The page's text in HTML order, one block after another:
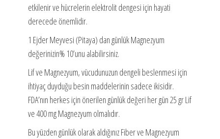
etkilenir ve hücrelerin elektrolit dengesi için hayati
derecede önemlidir.
1 Ejder Meyvesi (Pitaya) dan günlük Magnezyum
değerinizin% 10’unu alabilirsiniz.
Lif ve Magnezyum, vücudunuzun dengeli beslenmesi için
ihtiyaç duyduğu besin maddelerinin sadece ikisidir.
FDA’nın herkes için önerilen günlük değeri her gün 25 gr Lif
ve 400 mg Magnezyum olmalıdır.
Bu yüzden günlük olarak aldığınız Fiber ve Magnezyum